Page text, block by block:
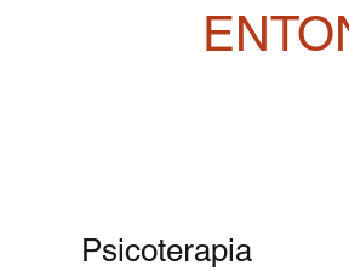
Psicoterapia